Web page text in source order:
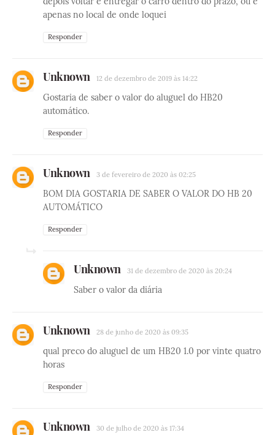
apenas no local de onde loquei
Responder
Unknown 12 de dezembro de 2019 às 14:22
Gostaria de saber o valor do aluguel do HB20
automático.
Responder
Unknown 3 de fevereiro de 2020 às 02:25
BOM DIA GOSTARIA DE SABER O VALOR DO HB 20
AUTOMÁTICO
Responder
Unknown 31 de dezembro de 2020 às 20:24
Saber o valor da diária
Unknown 28 de junho de 2020 às 09:35
qual preco do aluguel de um HB20 1.0 por vinte quatro
horas
Responder
Unknown 30 de julho de 2020 às 17:34